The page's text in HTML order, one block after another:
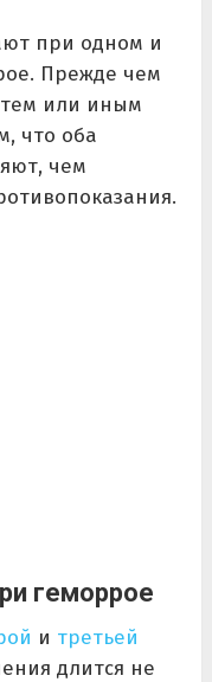
при одном и
Прежде чем
или иным
что оба
чем
геморрое
и третьей
длится не